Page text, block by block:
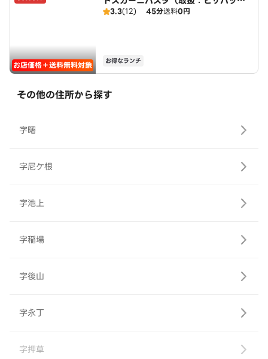
お店価格＋送料無料対象
三好店）
3.3(12) 45分送料0円
お得なランチ
その他の住所から探す
字曙
字尼ケ根
字池上
字稲場
字後山
字永丁
字押草